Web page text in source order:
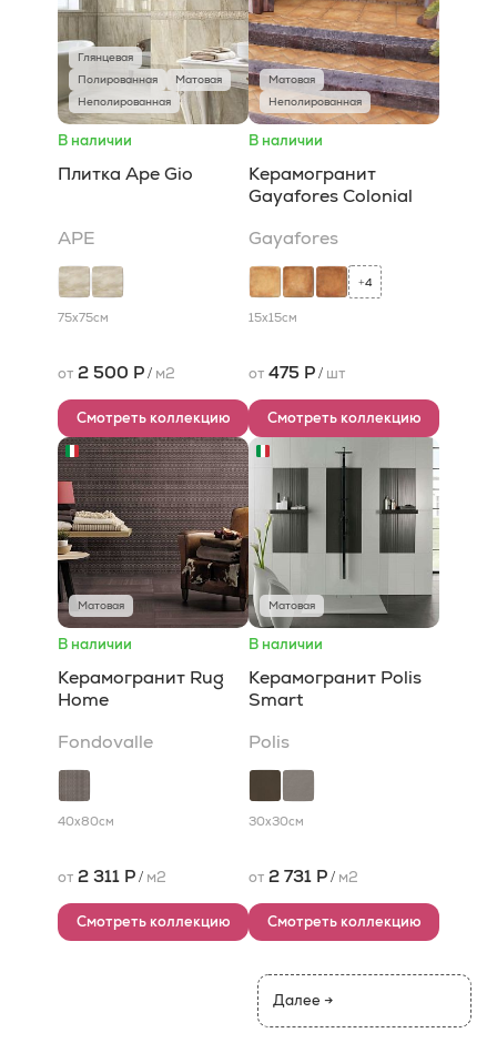
Глянцевая
Полированная
Матовая
Неполированная
В наличии
Плитка Ape Gio
APE
75x75см
от 2 500 Р/ м2
Смотреть коллекцию
Матовая
Неполированная
В наличии
Керамогранит
Gayafores Colonial
Gayafores
+4
15x15см
от 475 Р/ шт
Смотреть коллекцию
Матовая
В наличии
Керамогранит Rug
Home
Fondovalle
40x80см
от 2 311 Р/ м2
Смотреть коллекцию
Матовая
В наличии
Керамогранит Polis
Smart
Polis
30x30см
от 2 731 Р/ м2
Смотреть коллекцию
Далее →